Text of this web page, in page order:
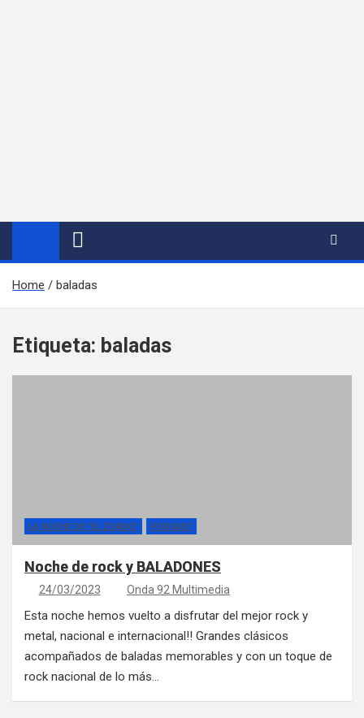
Home baladas
Etiqueta: baladas
LA NOCHE DE "EL ZURDO" PÓDCAST
Noche de rock y BALADONES
24/03/2023 Onda 92 Multimedia
Esta noche hemos vuelto a disfrutar del mejor rock y
metal, nacional e internacional!! Grandes clásicos
acompañados de baladas memorables y con un toque de
rock nacional de lo más…